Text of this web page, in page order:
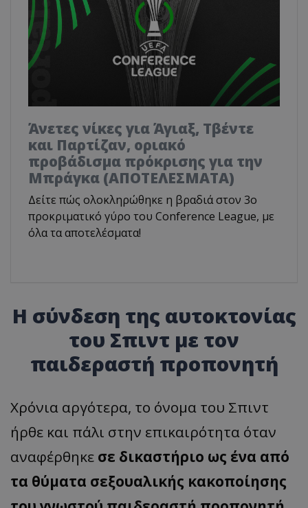
Άνετες νίκες για Άγιαξ, Τβέντε
και Παρτίζαν, οριακό
προβάδισμα πρόκρισης για την
Μπράγκα (ΑΠΟΤΕΛΕΣΜΑΤΑ)
Δείτε πώς ολοκληρώθηκε η βραδιά στον 3ο
προκριματικό γύρο του Conference League, με
όλα τα αποτελέσματα!
H σύνδεση της αυτοκτονίας
του Σπιντ με τον
παιδεραστή προπονητή
Χρόνια αργότερα, το όνομα του Σπιντ
ήρθε και πάλι στην επικαιρότητα όταν
αναφέρθηκε σε δικαστήριο ως ένα από
τα θύματα σεξουαλικής κακοποίησης